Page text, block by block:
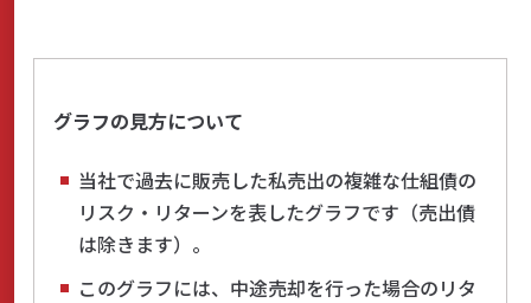
グラフの見方について
当社で過去に販売した私売出の複雑な仕組債の
リスク・リターンを表したグラフです（売出債
は除きます）。
このグラフには、中途売却を行った場合のリタ